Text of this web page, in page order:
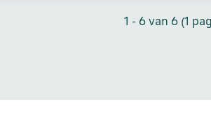
1 - 6 van 6 (1